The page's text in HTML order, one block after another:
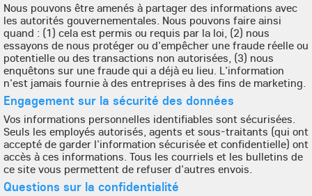
Nous pouvons être amenés à partager des informations avec
les autorités gouvernementales. Nous pouvons faire ainsi
quand : (1) cela est permis ou requis par la loi, (2) nous
essayons de nous protéger ou d'empêcher une fraude réelle ou
potentielle ou des transactions non autorisées, (3) nous
enquêtons sur une fraude qui a déjà eu lieu. L'information
n'est jamais fournie à des entreprises à des fins de marketing.
Engagement sur la sécurité des données
Vos informations personnelles identifiables sont sécurisées.
Seuls les employés autorisés, agents et sous-traitants (qui ont
accepté de garder l'information sécurisée et confidentielle) ont
accès à ces informations. Tous les courriels et les bulletins de
ce site vous permettent de refuser d'autres envois.
Questions sur la confidentialité